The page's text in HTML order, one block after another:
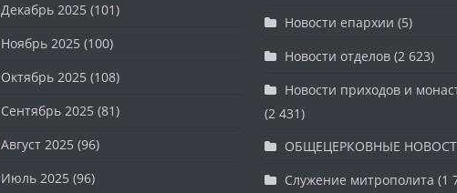
Декабрь 2025 (101)
Ноябрь 2025 (100)
Октябрь 2025 (108)
Сентябрь 2025 (81)
Август 2025 (96)
Июль 2025 (96)
Новости епархии (5)
Новости отделов(2 623)
Новости приходов и
(2 431)
ОБЩЕЦЕРКОВНЫЕ
Служение митрополита (1